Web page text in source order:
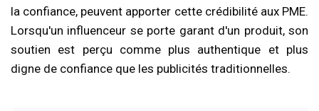
la confiance, peuvent apporter cette crédibilité aux PME.
Lorsqu'un influenceur se porte garant d'un produit, son
soutien est perçu comme plus authentique et plus
digne de confiance que les publicités traditionnelles.